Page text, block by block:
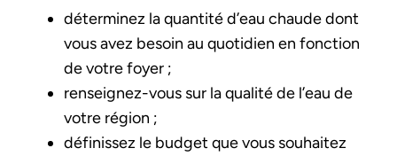
déterminez la quantité d’eau chaude dont
vous avez besoin au quotidien en fonction
de votre foyer ;
renseignez-vous sur la qualité de l’eau de
votre région ;
définissez le budget que vous souhaitez